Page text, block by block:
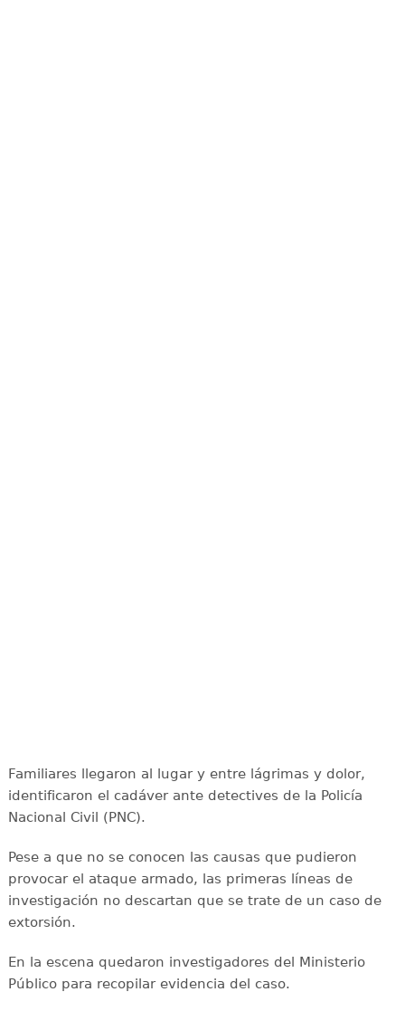
Familiares llegaron al lugar y entre lágrimas y dolor,
identificaron el cadáver ante detectives de la Policía
Nacional Civil (PNC).
Pese a que no se conocen las causas que pudieron
provocar el ataque armado, las primeras líneas de
investigación no descartan que se trate de un caso de
extorsión.
En la escena quedaron investigadores del Ministerio
Público para recopilar evidencia del caso.